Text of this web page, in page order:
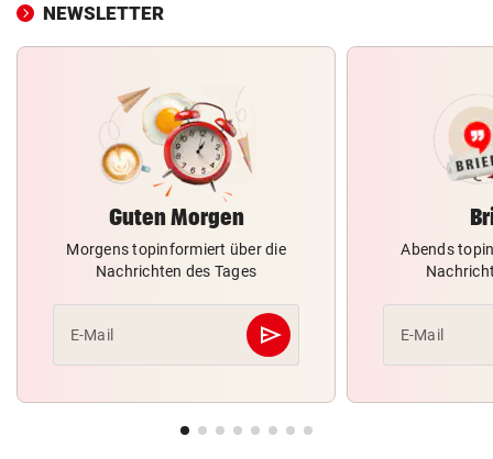
NEWSLETTER
Guten Morgen
Morgens topinformiert über die
Nachrichten des Tages
E-Mail send
Abschicken
Abends
E-Mail